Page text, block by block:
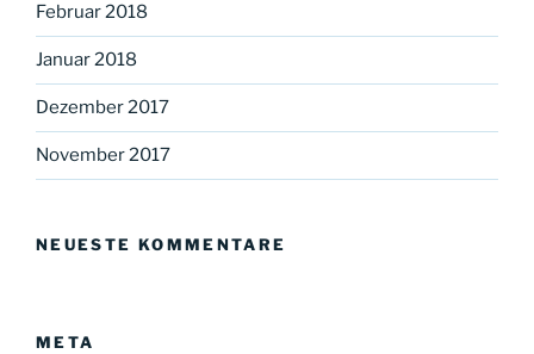
Februar 2018
Januar 2018
Dezember 2017
November 2017
NEUESTE KOMMENTARE
META